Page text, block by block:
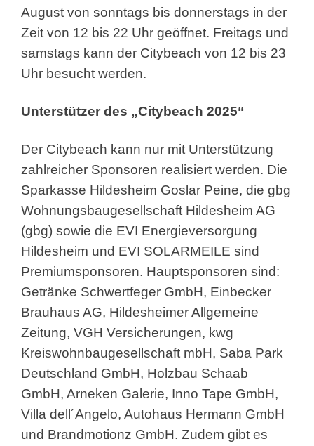
August von sonntags bis donnerstags in der
Zeit von 12 bis 22 Uhr geöffnet. Freitags und
samstags kann der Citybeach von 12 bis 23
Uhr besucht werden.
Unterstützer des „Citybeach 2025“
Der Citybeach kann nur mit Unterstützung
zahlreicher Sponsoren realisiert werden. Die
Sparkasse Hildesheim Goslar Peine, die gbg
Wohnungsbaugesellschaft Hildesheim AG
(gbg) sowie die EVI Energieversorgung
Hildesheim und EVI SOLARMEILE sind
Premiumsponsoren. Hauptsponsoren sind:
Getränke Schwertfeger GmbH, Einbecker
Brauhaus AG, Hildesheimer Allgemeine
Zeitung, VGH Versicherungen, kwg
Kreiswohnbaugesellschaft mbH, Saba Park
Deutschland GmbH, Holzbau Schaab
GmbH, Arneken Galerie, Inno Tape GmbH,
Villa dell´Angelo, Autohaus Hermann GmbH
und Brandmotionz GmbH. Zudem gibt es